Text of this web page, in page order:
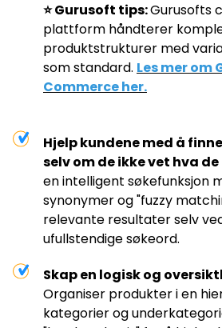
⭐️ Gurusoft tips:Gurusofts
plattform håndterer
produktstrukturer med
som standard. Les mer om
Commerce her.
Hjelp kundene med å
selv om de ikke vet hva
en intelligent søkefunksjon
synonymer og "fuzzy
relevante resultater selv
ufullstendige søkeord.
Skap en logisk og
Organiser produkter i en
kategorier og